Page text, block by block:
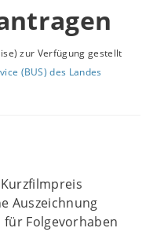
zur Verfügung gestellt
(BUS) des Landes
Auszeichnung
Folgevorhaben